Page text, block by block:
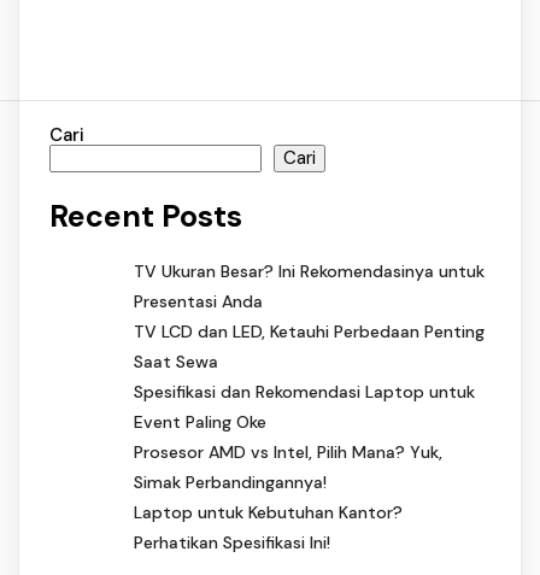
Cari
Cari
Recent Posts
TV Ukuran Besar? Ini Rekomendasinya untuk
Presentasi Anda
TV LCD dan LED, Ketauhi Perbedaan Penting
Saat Sewa
Spesifikasi dan Rekomendasi Laptop untuk
Event Paling Oke
Prosesor AMD vs Intel, Pilih Mana? Yuk,
Simak Perbandingannya!
Laptop untuk Kebutuhan Kantor?
Perhatikan Spesifikasi Ini!